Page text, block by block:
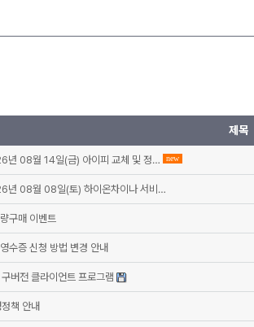
제목
년 08월 14일(금) 아이피 교체 및 정… new
년 08월 08일(토) 하이온차이나 서비…
구매 이벤트
수증 신청 방법 변경 안내
버전 클라이언트 프로그램
책 안내